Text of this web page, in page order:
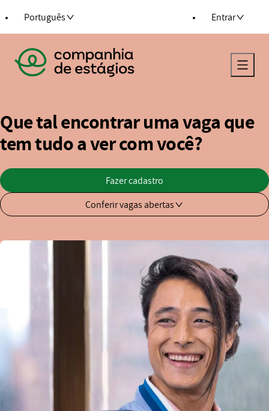
o conteúdo
Português Entrar
Voltar para a página principal
Que tal encontrar uma vaga que
tem tudo a ver com você?
Fazer cadastro
Conferir vagas abertas